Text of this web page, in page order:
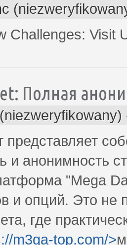
Challenges: Visit
Полная
представляет
и анонимность
"Mega
и опций. Это не
где
m3ga-top.com/>